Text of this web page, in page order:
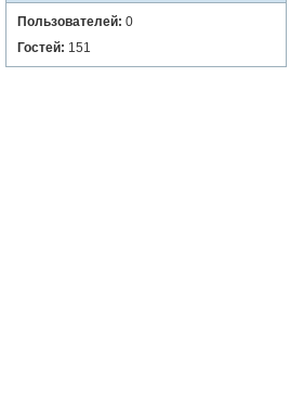
Пользователей: 0
Гостей: 151